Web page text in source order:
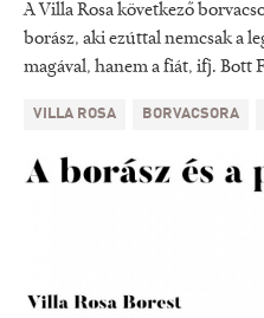
A Villa Rosa következő
borász, aki ezúttal nemcsak a
magával, hanem a fiát, ifj. Bott
VILLA ROSA BORVACSORA